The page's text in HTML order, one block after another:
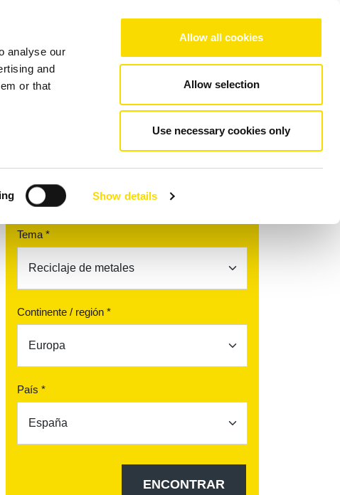
analyse our
and
or that
Show details
Allow all cookies
Allow selection
Use necessary cookies only
Referencias Contacto
Encuentra tu compañero de
contacto
Tema *
Continente / región *
País *